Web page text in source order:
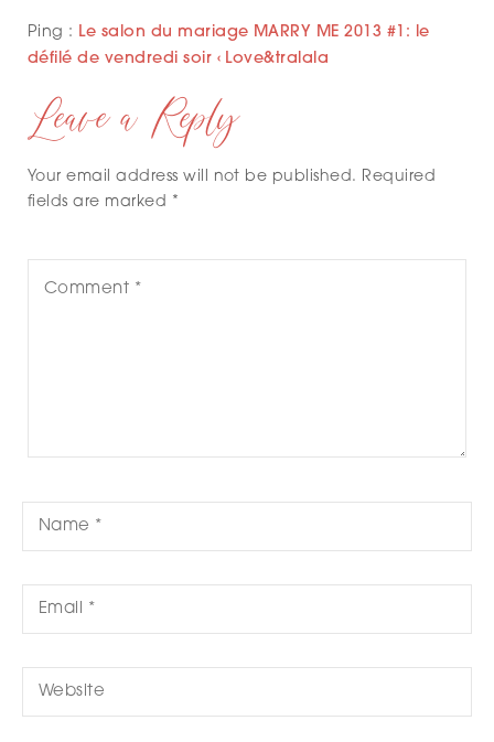
Ping : Le salon du mariage MARRY ME 2013 #1: le
défilé de vendredi soir ‹ Love&tralala
Leave a Reply
Your email address will not be published. Required
fields are marked *